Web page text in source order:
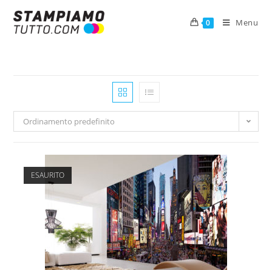
0 Menu
Ordinamento predefinito
ESAURITO